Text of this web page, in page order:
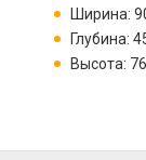
Ширина:
Глубина:
Высота: